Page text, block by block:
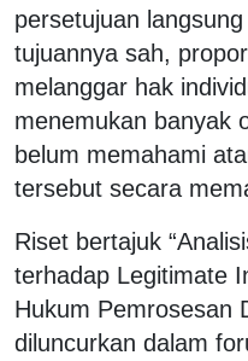
persetujuan
tujuannya sah,
melanggar hak
menemukan banyak
belum memahami
tersebut secara
Riset bertajuk
terhadap Legitimate
Hukum Pemrosesan
diluncurkan dalam